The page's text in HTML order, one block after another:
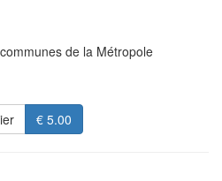
de la Métropole
€ 5.00